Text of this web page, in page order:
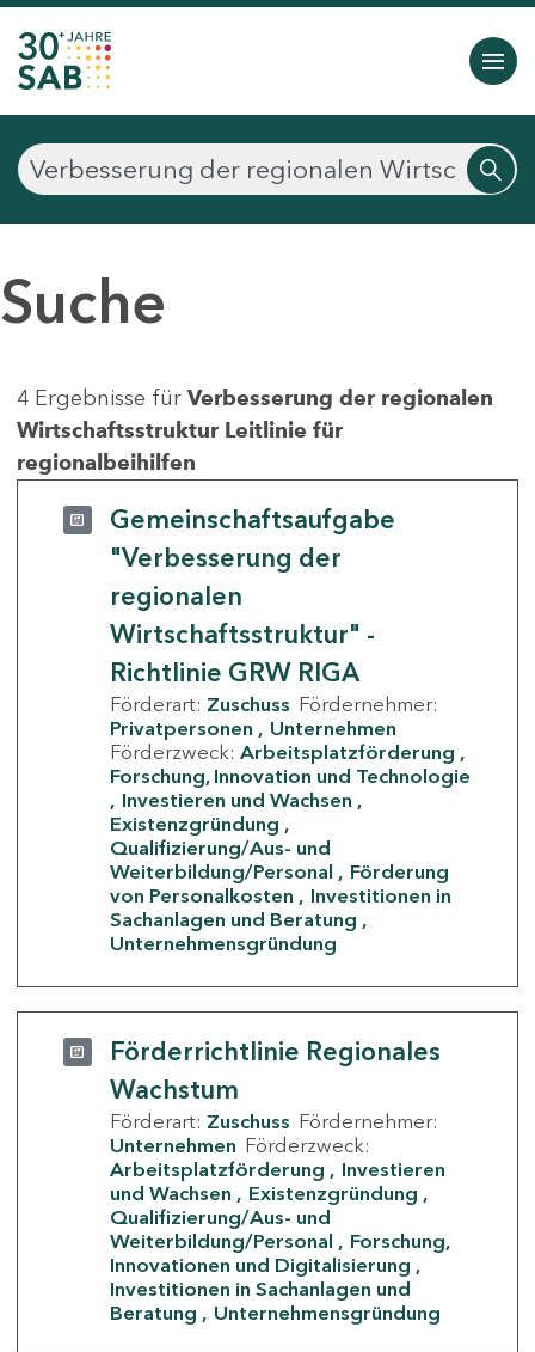
Suche
4 Ergebnisse für Verbesserung der regionalen
Wirtschaftsstruktur Leitlinie für
regionalbeihilfen
Gemeinschaftsaufgabe
"Verbesserung der
regionalen
Wirtschaftsstruktur" -
Richtlinie GRW RIGA
Förderart: Zuschuss Fördernehmer:
Privatpersonen
Unternehmen
Förderzweck: Arbeitsplatzförderung
Forschung, Innovation und Technologie
Investieren und Wachsen
Existenzgründung
Qualifizierung/Aus- und
Weiterbildung/Personal
Förderung
von Personalkosten
Investitionen in
Sachanlagen und Beratung
Unternehmensgründung
Förderrichtlinie Regionales
Wachstum
Förderart: Zuschuss Fördernehmer:
Unternehmen Förderzweck:
Arbeitsplatzförderung
Investieren
und Wachsen
Existenzgründung
Qualifizierung/Aus- und
Weiterbildung/Personal
Forschung,
Innovationen und Digitalisierung
Investitionen in Sachanlagen und
Beratung
Unternehmensgründung